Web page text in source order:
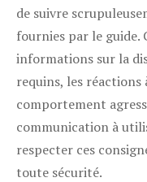
de suivre
fournies par le guide.
informations sur la
requins, les réactions
comportement
communication à
respecter ces
toute sécurité.